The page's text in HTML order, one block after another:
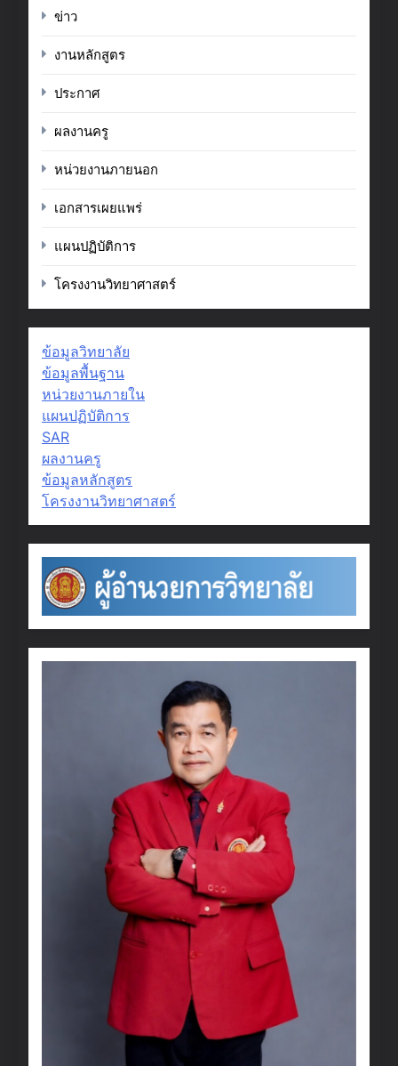
ข่าว
งานหลักสูตร
ประกาศ
ผลงานครู
หน่วยงานภายนอก
เอกสารเผยแพร่
แผนปฏิบัติการ
โครงงานวิทยาศาสตร์
ข้อมูลวิทยาลัย
ข้อมูลพื้นฐาน
หน่วยงานภายใน
แผนปฏิบัติการ
SAR
ผลงานครู
ข้อมูลหลักสูตร
โครงงานวิทยาศาสตร์